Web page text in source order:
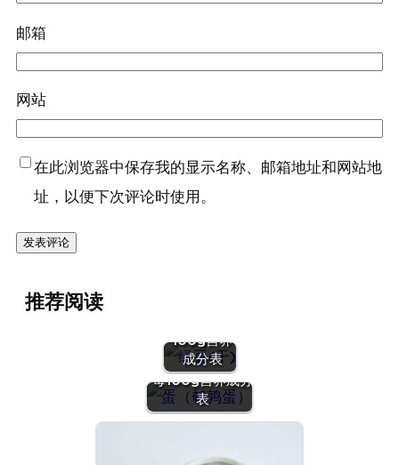
邮箱
网站
在此浏览器中保存我的显示名称、邮箱地址和网站地
址，以便下次评论时使用。
推荐阅读
100g营养
成分表
『蛋（鹌鹑
蛋）』营养价值 |
每100g营养成分
表